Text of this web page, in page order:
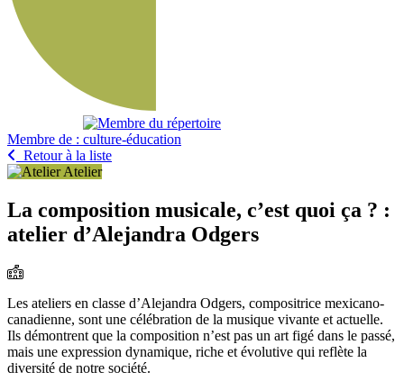
Membre de :
Retour à la liste
Atelier
La composition musicale, c’est quoi ça ? :
atelier d’Alejandra Odgers
Les ateliers en classe d’Alejandra Odgers, compositrice mexicano-
canadienne, sont une célébration de la musique vivante et actuelle.
Ils démontrent que la composition n’est pas un art figé dans le passé,
mais une expression dynamique, riche et évolutive qui reflète la
diversité de notre société.